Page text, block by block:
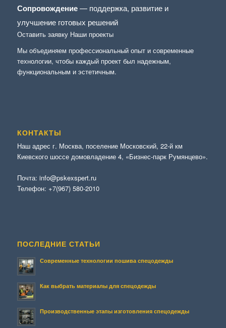
Сопровождение— поддержка, развитие и
улучшение готовых решений
Оставить заявку Наши проекты
Мы объединяем профессиональный опыт и современные
технологии, чтобы каждый проект был надежным,
функциональным и эстетичным.
КОНТАКТЫ
Наш адрес г. Москва, поселение Московский, 22-й км
Киевского шоссе домовладение 4, «Бизнес-парк Румянцево».
Почта: info@pskexspert.ru
Телефон: +7(967) 580-2010
ПОСЛЕДНИЕ СТАТЬИ
Современные технологии пошива спецодежды
Как выбрать материалы для спецодежды
Производственные этапы изготовления спецодежды